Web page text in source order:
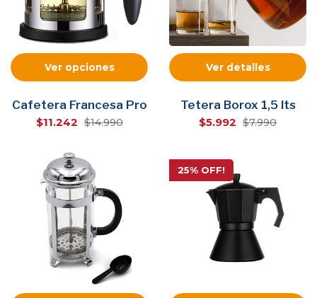
Ver opciones
Cafetera Francesa Pro
$11.242 $14.990
Ver detalles
Tetera Borox 1,5 lts
$5.992 $7.990
25% OFF!